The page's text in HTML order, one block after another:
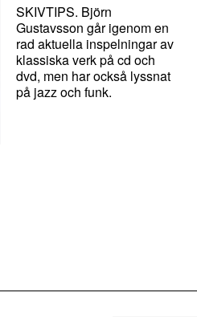
SKIVTIPS. Björn
Gustavsson går igenom en
rad aktuella inspelningar av
klassiska verk på cd och
dvd, men har också lyssnat
på jazz och funk.